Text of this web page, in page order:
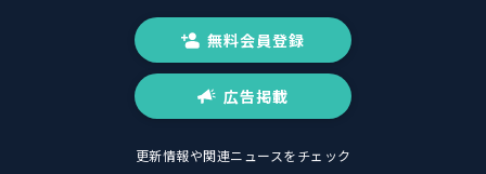
無料会員登録
広告掲載
更新情報や関連ニュースをチェック